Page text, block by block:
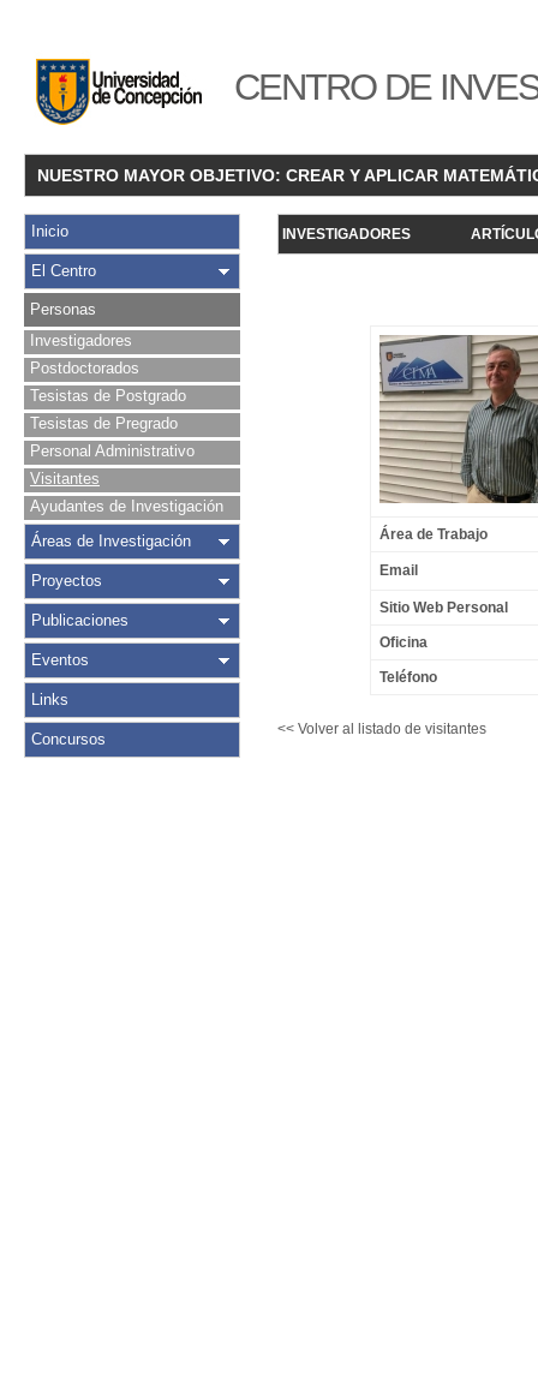
CENTRO DE
NUESTRO MAYOR OBJETIVO: CREAR Y APLICAR
Inicio
El Centro
Personas
Investigadores
Postdoctorados
Tesistas de Postgrado
Tesistas de Pregrado
Personal Administrativo
Visitantes
Ayudantes de Investigación
Áreas de Investigación
Proyectos
Publicaciones
Eventos
Links
Concursos
INVESTIGADORES
Área de Trabajo
Email
Sitio Web Personal
Oficina
Teléfono
<< Volver al listado de visitantes